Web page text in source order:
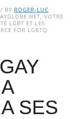
BY ROGER-LUC
VOTRE
LGBT ET LES
FOR LGBTQ
SES